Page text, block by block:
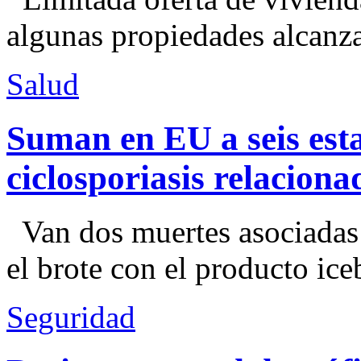
algunas propiedades
Salud
Suman en EU a seis
ciclosporiasis
Van dos muertes
el brote con el producto
Seguridad